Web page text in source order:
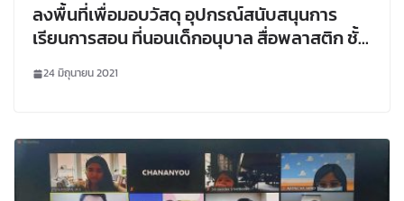
ลงพื้นที่เพื่อมอบวัสดุ อุปกรณ์สนับสนุนการ
เรียนการสอน ที่นอนเด็กอนุบาล สื่อพลาสติก ชั้น
วางของ ฯลฯ แก่โรงเรียนตำรวจตระเวน
ชายแดนบ้านนาปอ ณ รร.ตชด.บ้านนาปอ
24 มิถุนายน 2021